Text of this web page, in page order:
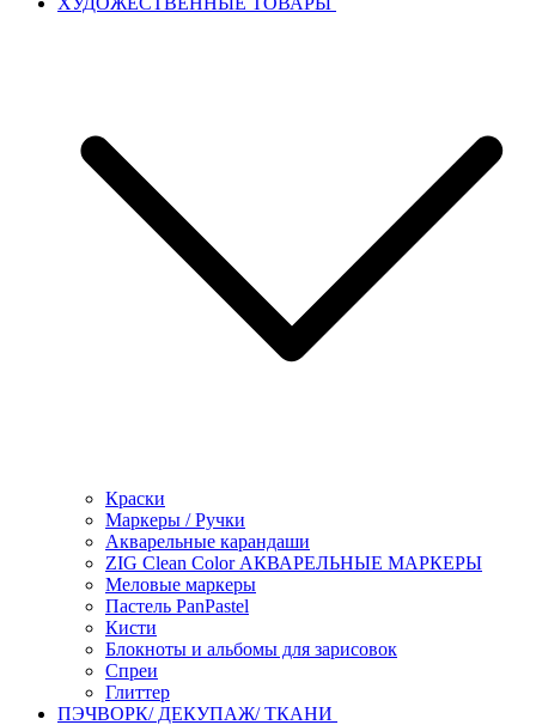
Краски
Маркеры / Ручки
Акварельные карандаши
ZIG Clean Color АКВАРЕЛЬНЫЕ МАРКЕРЫ
Меловые маркеры
Пастель PanPastel
Кисти
Блокноты и альбомы для зарисовок
Спреи
Глиттер
ПЭЧВОРК/ ДЕКУПАЖ/ ТКАНИ